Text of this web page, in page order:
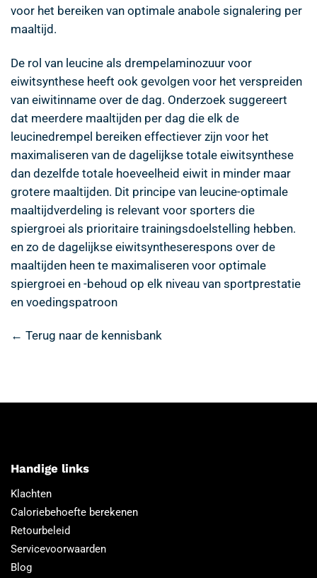
voor het bereiken van optimale anabole signalering per
maaltijd.
De rol van leucine als drempelaminozuur voor
eiwitsynthese heeft ook gevolgen voor het verspreiden
van eiwitinname over de dag. Onderzoek suggereert
dat meerdere maaltijden per dag die elk de
leucinedrempel bereiken effectiever zijn voor het
maximaliseren van de dagelijkse totale eiwitsynthese
dan dezelfde totale hoeveelheid eiwit in minder maar
grotere maaltijden. Dit principe van leucine-optimale
maaltijdverdeling is relevant voor sporters die
spiergroei als prioritaire trainingsdoelstelling hebben.
en zo de dagelijkse eiwitsyntheserespons over de
maaltijden heen te maximaliseren voor optimale
spiergroei en -behoud op elk niveau van sportprestatie
en voedingspatroon
← Terug naar de kennisbank
Handige links
Klachten
Caloriebehoefte berekenen
Retourbeleid
Servicevoorwaarden
Blog